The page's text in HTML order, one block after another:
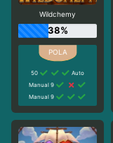
Wildchemy
38%
50
Auto
Manual 9
Manual 9